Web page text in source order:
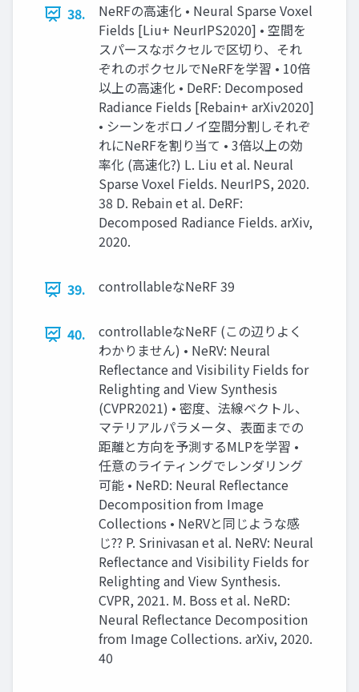
38.
NeRFの高速化 • Neural Sparse Voxel
Fields [Liu+ NeurIPS2020] • 空間を
スパースなボクセルで区切り、それ
ぞれのボクセルでNeRFを学習 • 10倍
以上の高速化 • DeRF: Decomposed
Radiance Fields [Rebain+ arXiv2020]
• シーンをボロノイ空間分割しそれぞ
れにNeRFを割り当て • 3倍以上の効
率化 (高速化?) L. Liu et al. Neural
Sparse Voxel Fields. NeurIPS, 2020.
38 D. Rebain et al. DeRF:
Decomposed Radiance Fields. arXiv,
2020.
39. controllableなNeRF 39
40.
controllableなNeRF (この辺りよく
わかりません) • NeRV: Neural
Reflectance and Visibility Fields for
Relighting and View Synthesis
(CVPR2021) • 密度、法線ベクトル、
マテリアルパラメータ、表面までの
距離と方向を予測するMLPを学習 •
任意のライティングでレンダリング
可能 • NeRD: Neural Reflectance
Decomposition from Image
Collections • NeRVと同じような感
じ?? P. Srinivasan et al. NeRV: Neural
Reflectance and Visibility Fields for
Relighting and View Synthesis.
CVPR, 2021. M. Boss et al. NeRD:
Neural Reflectance Decomposition
from Image Collections. arXiv, 2020.
40